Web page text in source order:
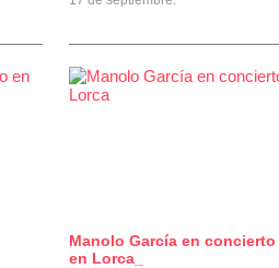
Manolo García en concierto
en Lorca_